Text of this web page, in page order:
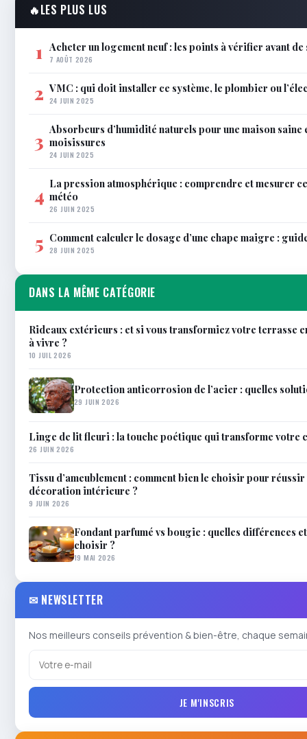
🔥LES PLUS LUS
1 Acheter un logement neuf : les points à vérifier avant de
7 AOÛT 2026
2 VMC : qui doit installer ce système, le plombier ou
24 JUIN 2025
3 Absorbeurs d’humidité naturels pour une maison saine
moisissures
24 JUIN 2025
4 La pression atmosphérique : comprendre et mesurer
météo
26 JUIN 2025
5 Comment calculer le dosage d’une chape maigre :
28 JUIN 2025
DANS LA MÊME CATÉGORIE
Rideaux extérieurs : et si vous transformiez votre terrasse
à vivre ?
10 JUIL 2026
Protection anticorrosion de l’acier : quelles
29 JUIN 2026
Linge de lit fleuri : la touche poétique qui transforme votre
26 JUIN 2026
Tissu d’ameublement : comment bien le choisir pour
décoration intérieure ?
9 JUIN 2026
Fondant parfumé vs bougie : quelles différences
choisir ?
19 MAI 2026
✉ NEWSLETTER
Nos meilleurs conseils prévention & bien-être, chaque
JE M'INSCRIS